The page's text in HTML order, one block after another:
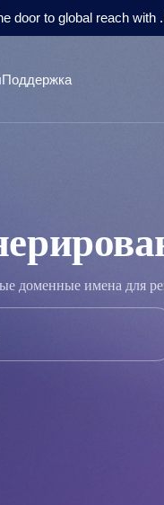
door to global reach with
Поддержка
доменные имена для